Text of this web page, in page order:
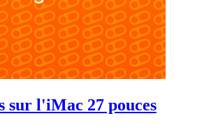
sur l'iMac 27 pouces